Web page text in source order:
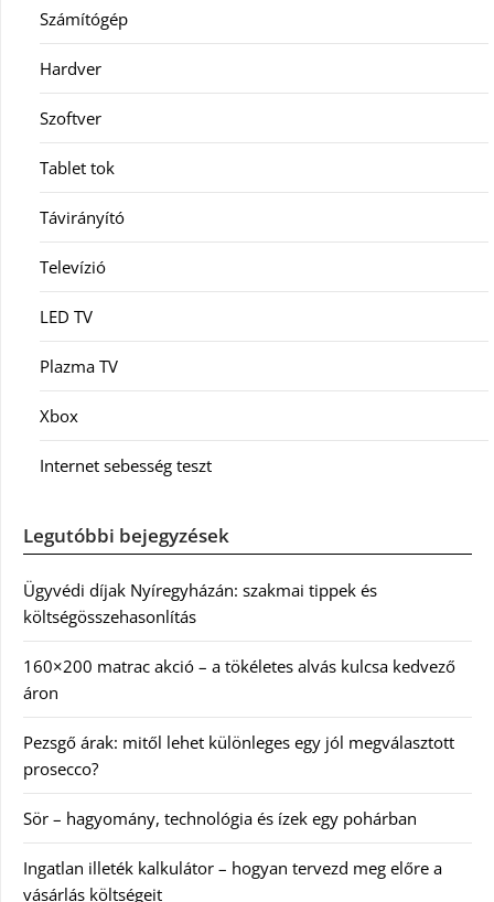
Számítógép
Hardver
Szoftver
Tablet tok
Távirányító
Televízió
LED TV
Plazma TV
Xbox
Internet sebesség teszt
Legutóbbi bejegyzések
Ügyvédi díjak Nyíregyházán: szakmai tippek és
költségösszehasonlítás
160×200 matrac akció – a tökéletes alvás kulcsa kedvező
áron
Pezsgő árak: mitől lehet különleges egy jól megválasztott
prosecco?
Sör – hagyomány, technológia és ízek egy pohárban
Ingatlan illeték kalkulátor – hogyan tervezd meg előre a
vásárlás költségeit